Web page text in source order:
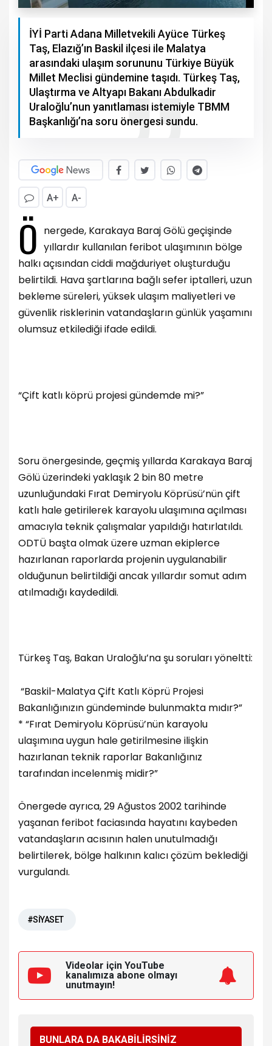
İYİ Parti Adana Milletvekili Ayüce Türkeş
Taş, Elazığ’ın Baskil ilçesi ile Malatya
arasındaki ulaşım sorununu Türkiye Büyük
Millet Meclisi gündemine taşıdı. Türkeş Taş,
Ulaştırma ve Altyapı Bakanı Abdulkadir
Uraloğlu’nun yanıtlaması istemiyle TBMM
Başkanlığı’na soru önergesi sundu.
A+ A-
Ö nergede, Karakaya Baraj Gölü geçişinde
yıllardır kullanılan feribot ulaşımının bölge
halkı açısından ciddi mağduriyet oluşturduğu
belirtildi. Hava şartlarına bağlı sefer iptalleri, uzun
bekleme süreleri, yüksek ulaşım maliyetleri ve
güvenlik risklerinin vatandaşların günlük yaşamını
olumsuz etkilediği ifade edildi.
“Çift katlı köprü projesi gündemde mi?”
Soru önergesinde, geçmiş yıllarda Karakaya Baraj
Gölü üzerindeki yaklaşık 2 bin 80 metre
uzunluğundaki Fırat Demiryolu Köprüsü’nün çift
katlı hale getirilerek karayolu ulaşımına açılması
amacıyla teknik çalışmalar yapıldığı hatırlatıldı.
ODTÜ başta olmak üzere uzman ekiplerce
hazırlanan raporlarda projenin uygulanabilir
olduğunun belirtildiği ancak yıllardır somut adım
atılmadığı kaydedildi.
Türkeş Taş, Bakan Uraloğlu’na şu soruları yöneltti:
“Baskil-Malatya Çift Katlı Köprü Projesi
Bakanlığınızın gündeminde bulunmakta mıdır?”
* “Fırat Demiryolu Köprüsü’nün karayolu
ulaşımına uygun hale getirilmesine ilişkin
hazırlanan teknik raporlar Bakanlığınız
tarafından incelenmiş midir?”
Önergede ayrıca, 29 Ağustos 2002 tarihinde
yaşanan feribot faciasında hayatını kaybeden
vatandaşların acısının halen unutulmadığı
belirtilerek, bölge halkının kalıcı çözüm beklediği
vurgulandı.
#SİYASET
Videolar için YouTube
kanalımıza abone olmayı
unutmayın!
BUNLARA DA BAKABİLİRSİNİZ